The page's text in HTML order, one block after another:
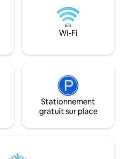
et froid…
cocooning
maison
de nos
Zermatt est
immobilier.
a été
le Matterhorn.
Wi-Fi
Stationnement
gratuit sur place